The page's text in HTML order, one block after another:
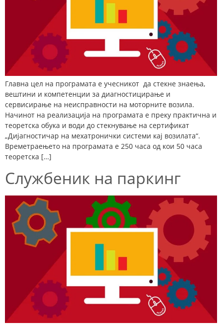
Главна цел на програмата е учесникот да стекне знаења,
вештини и компетенции за диагностицирање и
сервисирање на неисправности на моторните возила.
Начинот на реализација на програмата е преку практична и
теоретска обука и води до стекнување на сертификат
„Дијагностичар на мехатронички системи кај возилата“.
Времетраењето на програмата е 250 часа од кои 50 часа
теоретска […]
Службеник на паркинг